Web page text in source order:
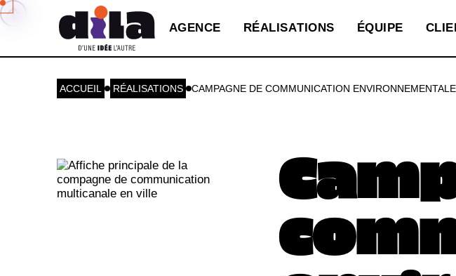
AGENCE RÉALISATIONS ÉQUIPE CLIE
ACCUEIL RÉALISATIONS CAMPAGNE DE COMMUNICATION ENVIRONNEMENTALE